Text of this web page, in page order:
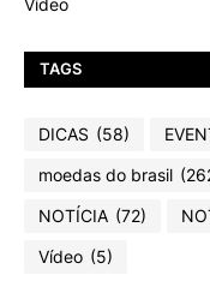
TAGS
DICAS (58)
moedas do brasil
NOTÍCIA (72)
Vídeo (5)